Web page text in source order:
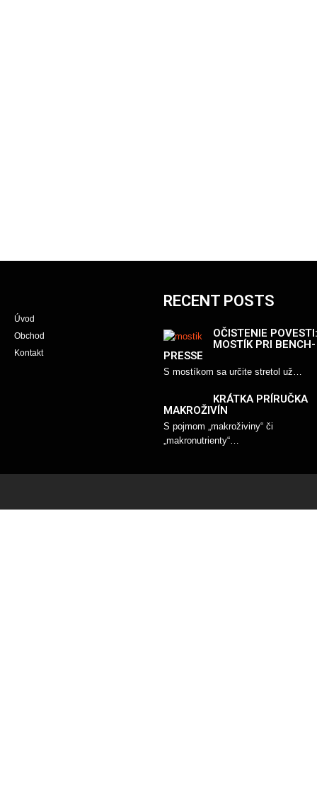
Úvod
Obchod
Kontakt
RECENT POSTS
OČISTENIE POVESTI:
MOSTÍK PRI BENCH-
PRESSE
S mostíkom sa určite stretol už…
KRÁTKA PRÍRUČKA
MAKROŽIVÍN
S pojmom „makroživiny“ či
„makronutrienty“…